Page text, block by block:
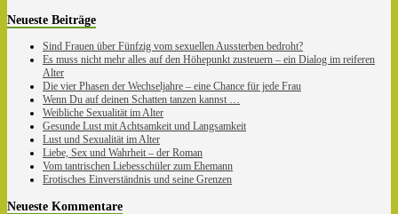
Neueste Beiträge
Sind Frauen über Fünfzig vom sexuellen Aussterben bedroht?
Es muss nicht mehr alles auf den Höhepunkt zusteuern – ein Dialog im reiferen
Alter
Die vier Phasen der Wechseljahre – eine Chance für jede Frau
Wenn Du auf deinen Schatten tanzen kannst …
Weibliche Sexualität im Alter
Gesunde Lust mit Achtsamkeit und Langsamkeit
Lust und Sexualität im Alter
Liebe, Sex und Wahrheit – der Roman
Vom tantrischen Liebesschüler zum Ehemann
Erotisches Einverständnis und seine Grenzen
Neueste Kommentare